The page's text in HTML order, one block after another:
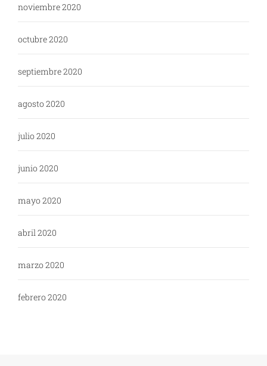
noviembre 2020
octubre 2020
septiembre 2020
agosto 2020
julio 2020
junio 2020
mayo 2020
abril 2020
marzo 2020
febrero 2020